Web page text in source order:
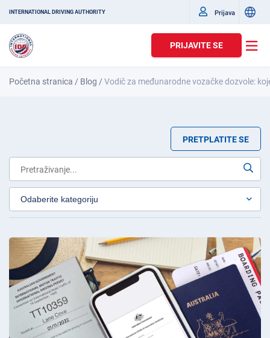
INTERNATIONAL DRIVING AUTHORITY Prijava
PRIJAVITE SE
Početna stranica / Blog /Vodič za međunarodne vozačke dozvole:
PRETPLATITE SE